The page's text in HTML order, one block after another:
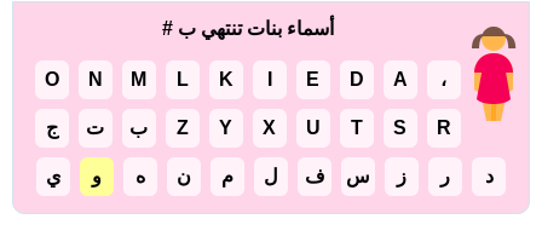
أسماء بنات تنتهي ب #
، A
D
E
K
L
M
N
O
R
S
T
U
X
Y
Z ب ت ج
د ر ز س ف ل م ن ه و ي